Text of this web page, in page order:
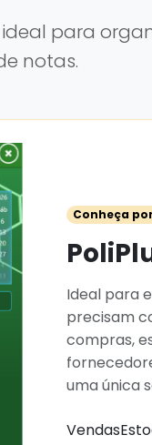
para
notas.
Conheça
Ideal para
precisam
compras,
uma única
Vendas